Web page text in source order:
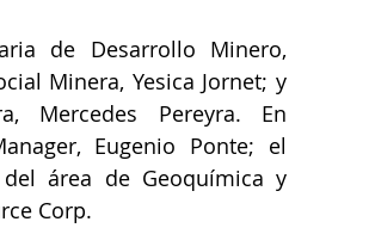
de Desarrollo Minero,
Minera, Yesica Jornet; y
Mercedes Pereyra. En
Eugenio Ponte; el
área de Geoquímica y
Corp.